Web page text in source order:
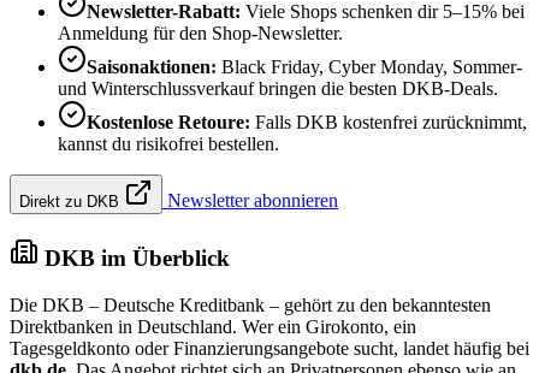
Newsletter-Rabatt: Viele Shops schenken dir 5–15% bei
Anmeldung für den Shop-Newsletter.
Saisonaktionen: Black Friday, Cyber Monday, Sommer-
und Winterschlussverkauf bringen die besten DKB-Deals.
Kostenlose Retoure: Falls DKB kostenfrei zurücknimmt,
kannst du risikofrei bestellen.
Direkt zu DKB Newsletter abonnieren
DKB im Überblick
Die DKB – Deutsche Kreditbank – gehört zu den bekanntesten
Direktbanken in Deutschland. Wer ein Girokonto, ein
Tagesgeldkonto oder Finanzierungsangebote sucht, landet häufig bei